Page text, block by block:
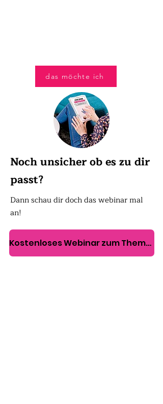
das möchte ich
Noch unsicher ob es zu dir
passt?
Dann schau dir doch das webinar mal
an!
Kostenloses Webinar zum Thema Gewicht